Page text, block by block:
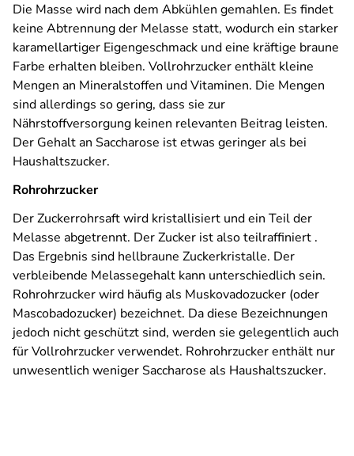
Die Masse wird nach dem Abkühlen gemahlen. Es findet
keine Abtrennung der Melasse statt, wodurch ein starker
karamellartiger Eigengeschmack und eine kräftige braune
Farbe erhalten bleiben. Vollrohrzucker enthält kleine
Mengen an Mineralstoffen und Vitaminen. Die Mengen
sind allerdings so gering, dass sie zur
Nährstoffversorgung keinen relevanten Beitrag leisten.
Der Gehalt an Saccharose ist etwas geringer als bei
Haushaltszucker.
Rohrohrzucker
Der Zuckerrohrsaft wird kristallisiert und ein Teil der
Melasse abgetrennt. Der Zucker ist also teilraffiniert .
Das Ergebnis sind hellbraune Zuckerkristalle. Der
verbleibende Melassegehalt kann unterschiedlich sein.
Rohrohrzucker wird häufig als Muskovadozucker (oder
Mascobadozucker) bezeichnet. Da diese Bezeichnungen
jedoch nicht geschützt sind, werden sie gelegentlich auch
für Vollrohrzucker verwendet. Rohrohrzucker enthält nur
unwesentlich weniger Saccharose als Haushaltszucker.